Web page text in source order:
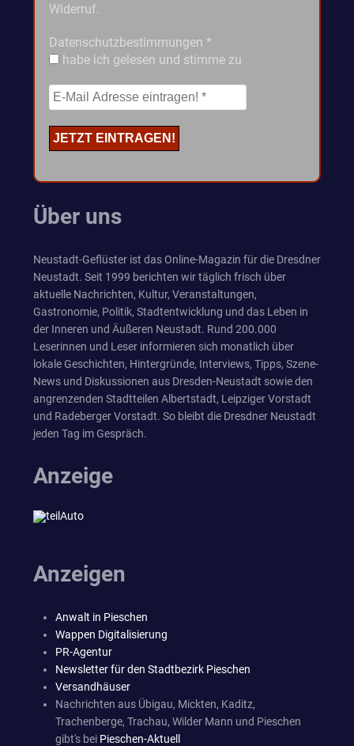
Widerruf.
Datenschutzbestimmungen *
habe ich gelesen und stimme zu
Über uns
Neustadt-Geflüster ist das Online-Magazin für die Dresdner
Neustadt. Seit 1999 berichten wir täglich frisch über
aktuelle Nachrichten, Kultur, Veranstaltungen,
Gastronomie, Politik, Stadtentwicklung und das Leben in
der Inneren und Äußeren Neustadt. Rund 200.000
Leserinnen und Leser informieren sich monatlich über
lokale Geschichten, Hintergründe, Interviews, Tipps, Szene-
News und Diskussionen aus Dresden-Neustadt sowie den
angrenzenden Stadtteilen Albertstadt, Leipziger Vorstadt
und Radeberger Vorstadt. So bleibt die Dresdner Neustadt
jeden Tag im Gespräch.
Anzeige
Anzeigen
Anwalt in Pieschen
Wappen Digitalisierung
PR-Agentur
Newsletter für den Stadtbezirk Pieschen
Versandhäuser
Nachrichten aus Übigau, Mickten, Kaditz,
Trachenberge, Trachau, Wilder Mann und Pieschen
gibt's bei Pieschen-Aktuell